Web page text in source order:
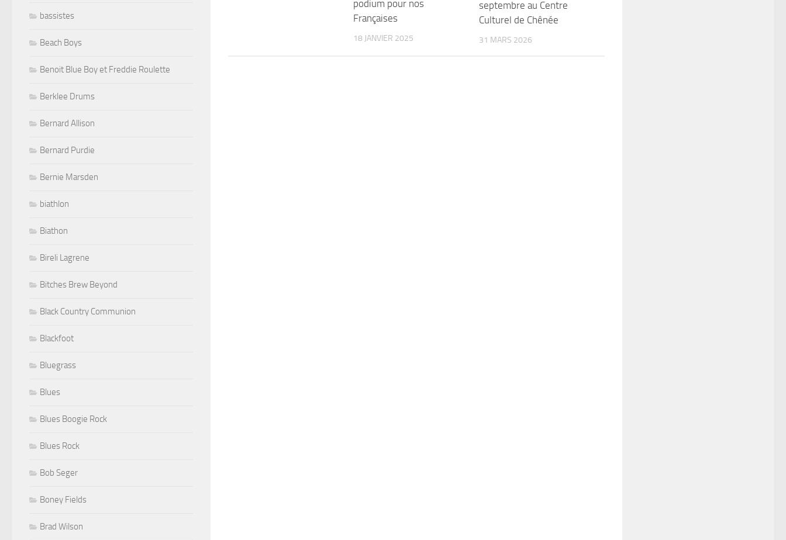
podium pour nos
Françaises
18 JANVIER 2025
septembre au Centre
Culturel de Chênée
31 MARS 2026
bassistes
Beach Boys
Benoit Blue Boy et Freddie Roulette
Berklee Drums
Bernard Allison
Bernard Purdie
Bernie Marsden
biathlon
Biathon
Bireli Lagrene
Bitches Brew Beyond
Black Country Communion
Blackfoot
Bluegrass
Blues
Blues Boogie Rock
Blues Rock
Bob Seger
Boney Fields
Brad Wilson